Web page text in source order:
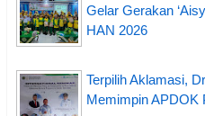
Gelar Gerakan
HAN 2026
Terpilih Aklamasi,
Memimpin APDOK